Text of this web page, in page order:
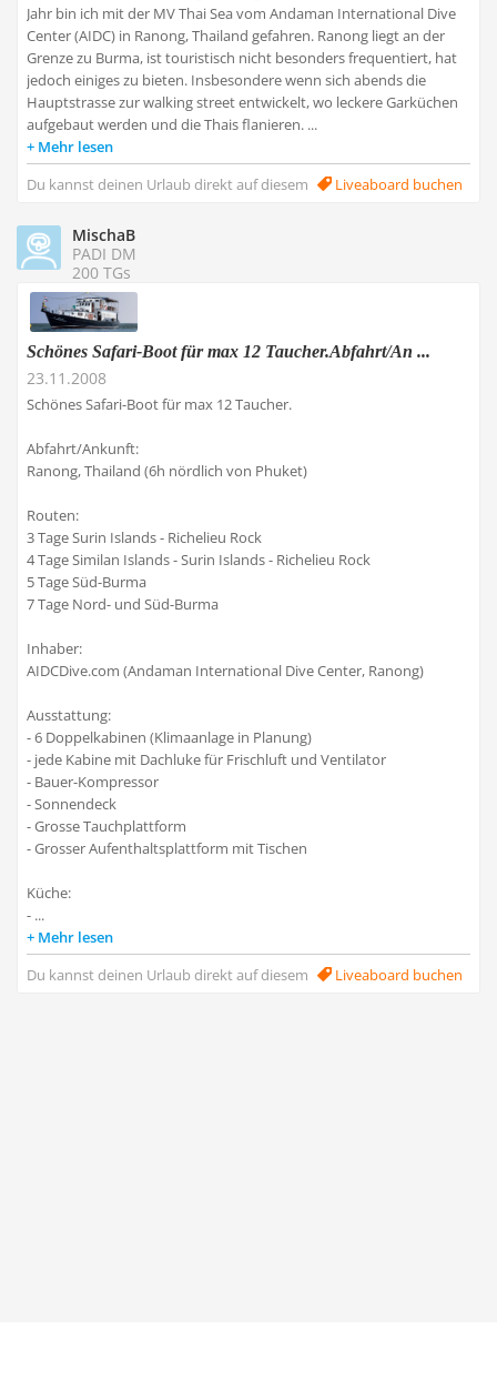
Jahr bin ich mit der MV Thai Sea vom Andaman International Dive
Center (AIDC) in Ranong, Thailand gefahren. Ranong liegt an der
Grenze zu Burma, ist touristisch nicht besonders frequentiert, hat
jedoch einiges zu bieten. Insbesondere wenn sich abends die
Hauptstrasse zur walking street entwickelt, wo leckere Garküchen
aufgebaut werden und die Thais flanieren. ...
Mehr lesen
Du kannst deinen Urlaub direkt auf diesem
Liveaboard buchen
MischaB
PADI DM
200 TGs
Schönes Safari-Boot für max 12 Taucher.Abfahrt/An ...
23.11.2008
Schönes Safari-Boot für max 12 Taucher.
Abfahrt/Ankunft:
Ranong, Thailand (6h nördlich von Phuket)
Routen:
3 Tage Surin Islands - Richelieu Rock
4 Tage Similan Islands - Surin Islands - Richelieu Rock
5 Tage Süd-Burma
7 Tage Nord- und Süd-Burma
Inhaber:
AIDCDive.com (Andaman International Dive Center, Ranong)
Ausstattung:
- 6 Doppelkabinen (Klimaanlage in Planung)
- jede Kabine mit Dachluke für Frischluft und Ventilator
- Bauer-Kompressor
- Sonnendeck
- Grosse Tauchplattform
- Grosser Aufenthaltsplattform mit Tischen
Küche:
- ...
Mehr lesen
Du kannst deinen Urlaub direkt auf diesem
Liveaboard buchen